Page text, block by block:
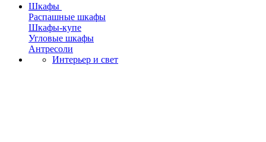
Шкафы
Распашные шкафы
Шкафы-купе
Угловые шкафы
Антресоли
Интерьер и свет